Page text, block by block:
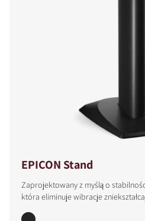
EPICON Stand
Zaprojektowany z myślą o
która eliminuje wibracje